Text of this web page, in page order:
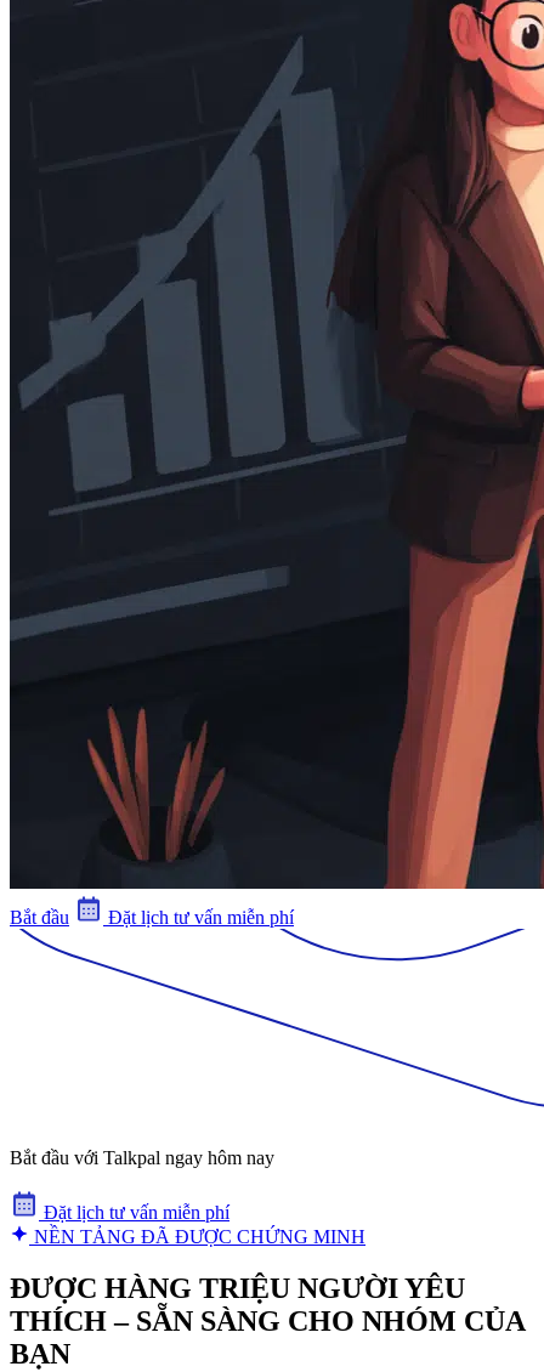
Bắt đầu Đặt lịch tư vấn miễn phí
Bắt đầu với Talkpal ngay hôm nay
Đặt lịch tư vấn miễn phí
NỀN TẢNG ĐÃ ĐƯỢC CHỨNG MINH
ĐƯỢC HÀNG TRIỆU NGƯỜI YÊU
THÍCH – SẴN SÀNG CHO NHÓM CỦA
BẠN